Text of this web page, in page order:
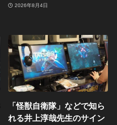
2026年8月4日
「怪獣自衛隊」などで知ら
れる井上淳哉先生のサイン